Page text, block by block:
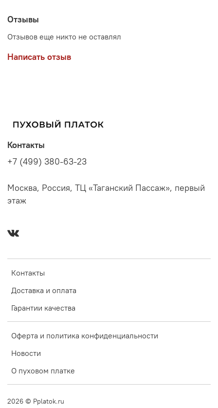
Отзывы
Отзывов еще никто не оставлял
Написать отзыв
Контакты
Доставка и оплата
Гарантии качества
Оферта и политика конфиденциальности
Новости
О пуховом платке
Контакты
+7 (499) 380-63-23
Москва, Россия, ТЦ «Таганский Пассаж», первый
этаж
2026 © Pplatok.ru